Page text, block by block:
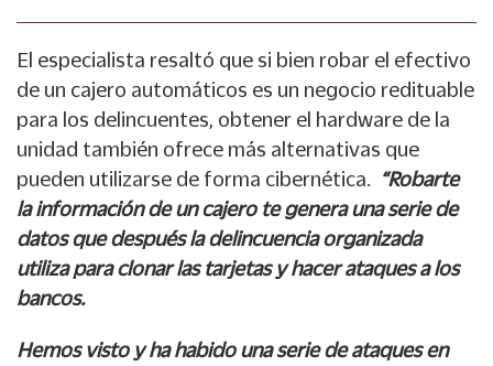
El especialista resaltó que si bien robar el efectivo
de un cajero automáticos es un negocio redituable
para los delincuentes, obtener el hardware de la
unidad también ofrece más alternativas que
pueden utilizarse de forma cibernética.
“Robarte
la información de un cajero te genera una serie de
datos que después la delincuencia organizada
utiliza para clonar las tarjetas y hacer ataques a los
bancos.
Hemos visto y ha habido una serie de ataques en